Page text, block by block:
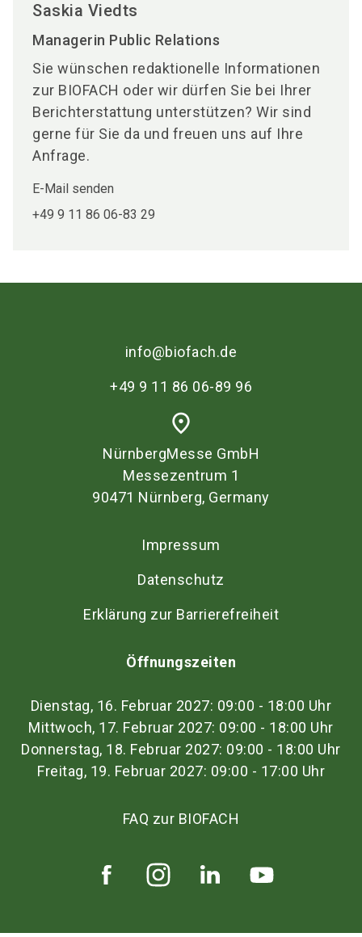
Saskia Viedts
Managerin Public Relations
Sie wünschen redaktionelle Informationen
zur BIOFACH oder wir dürfen Sie bei Ihrer
Berichterstattung unterstützen? Wir sind
gerne für Sie da und freuen uns auf Ihre
Anfrage.
E-Mail senden
+49 9 11 86 06-83 29
info@biofach.de
+49 9 11 86 06-89 96
place
NürnbergMesse GmbH
Messezentrum 1
90471 Nürnberg, Germany
Impressum
Datenschutz
Erklärung zur Barrierefreiheit
Öffnungszeiten
Dienstag, 16. Februar 2027: 09:00 - 18:00 Uhr
Mittwoch, 17. Februar 2027: 09:00 - 18:00 Uhr
Donnerstag, 18. Februar 2027: 09:00 - 18:00 Uhr
Freitag, 19. Februar 2027: 09:00 - 17:00 Uhr
FAQ zur BIOFACH